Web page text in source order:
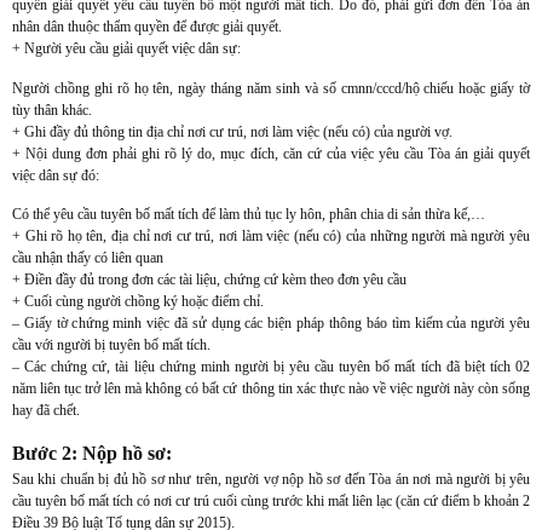
quyền giải quyết yêu cầu tuyên bố một người mất tích. Do đó, phải gửi đơn đến Tòa án
nhân dân thuộc thẩm quyền để được giải quyết.
+ Người yêu cầu giải quyết việc dân sự:
Người chồng ghi rõ họ tên, ngày tháng năm sinh và số cmnn/cccd/hộ chiếu hoặc giấy tờ
tùy thân khác.
+ Ghi đầy đủ thông tin địa chỉ nơi cư trú, nơi làm việc (nếu có) của người vợ.
+ Nội dung đơn phải ghi rõ lý do, mục đích, căn cứ của việc yêu cầu Tòa án giải quyết
việc dân sự đó:
Có thể yêu cầu tuyên bố mất tích để làm thủ tục ly hôn, phân chia di sản thừa kế,…
+ Ghi rõ họ tên, địa chỉ nơi cư trú, nơi làm việc (nếu có) của những người mà người yêu
cầu nhận thấy có liên quan
+ Điền đầy đủ trong đơn các tài liệu, chứng cứ kèm theo đơn yêu cầu
+ Cuối cùng người chồng ký hoặc điểm chỉ.
– Giấy tờ chứng minh việc đã sử dụng các biện pháp thông báo tìm kiếm của người yêu
cầu với người bị tuyên bố mất tích.
– Các chứng cứ, tài liệu chứng minh người bị yêu cầu tuyên bố mất tích đã biệt tích 02
năm liên tục trở lên mà không có bất cứ thông tin xác thực nào về việc người này còn sống
hay đã chết.
Bước 2: Nộp hồ sơ:
Sau khi chuẩn bị đủ hồ sơ như trên, người vợ nộp hồ sơ đến Tòa án nơi mà người bị yêu
cầu tuyên bố mất tích có nơi cư trú cuối cùng trước khi mất liên lạc (căn cứ điểm b khoản 2
Điều 39 Bộ luật Tố tụng dân sự 2015).